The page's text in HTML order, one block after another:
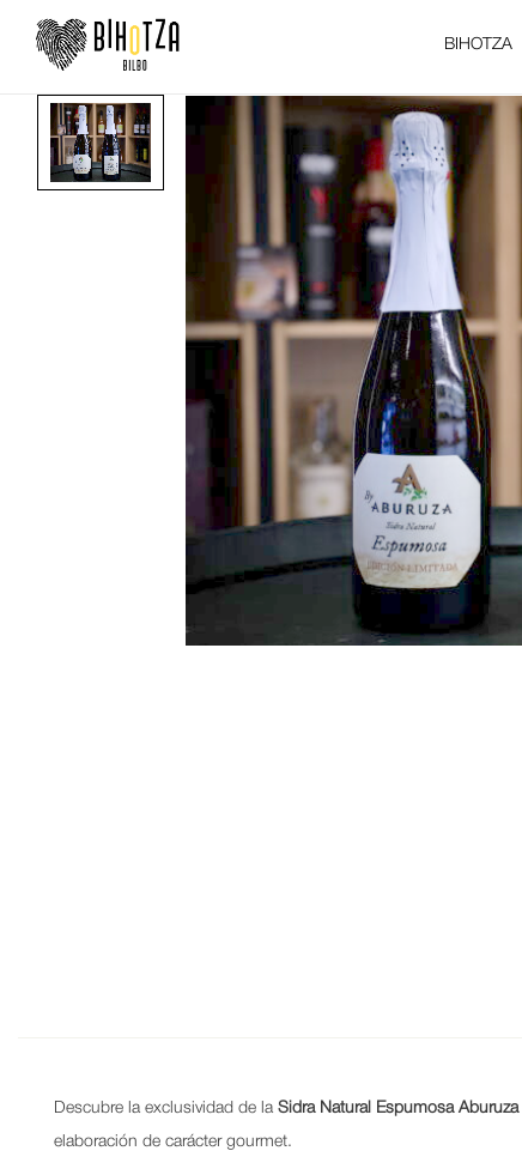
BIHOTZA
Descubre la exclusividad de la Sidra Natural Espumosa Aburuza
elaboración de carácter gourmet.